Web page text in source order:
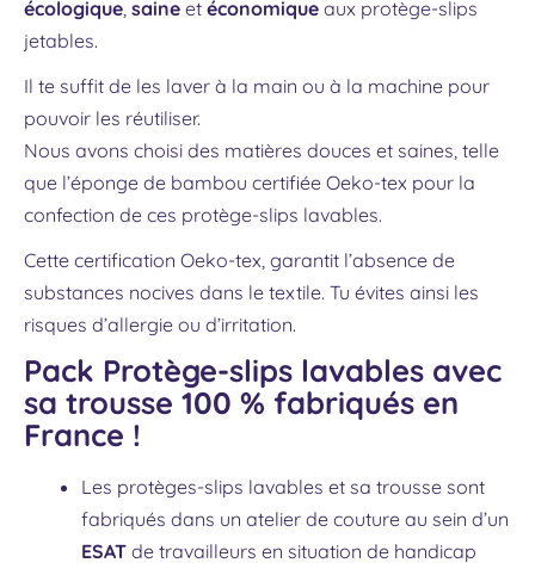
écologique saine et économique aux protège-slips
jetables.
Il te suffit de les laver à la main ou à la machine pour
pouvoir les réutiliser.
Nous avons choisi des matières douces et saines, telle
que l’éponge de bambou certifiée Oeko-tex pour la
confection de ces protège-slips lavables.
Cette certification Oeko-tex, garantit l’absence de
substances nocives dans le textile. Tu évites ainsi les
risques d’allergie ou d’irritation.
Pack Protège-slips lavables avec
sa trousse 100 % fabriqués en
France !
Les protèges-slips lavables et sa trousse sont
fabriqués dans un atelier de couture au sein d’un
ESAT de travailleurs en situation de handicap